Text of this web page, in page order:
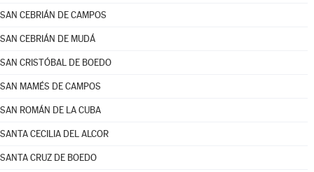
SAN CEBRIÁN DE CAMPOS
SAN CEBRIÁN DE MUDÁ
SAN CRISTÓBAL DE BOEDO
SAN MAMÉS DE CAMPOS
SAN ROMÁN DE LA CUBA
SANTA CECILIA DEL ALCOR
SANTA CRUZ DE BOEDO